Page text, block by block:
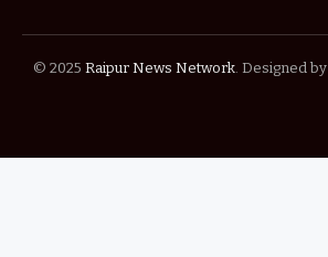
© 2025 Raipur News Network. Designed by